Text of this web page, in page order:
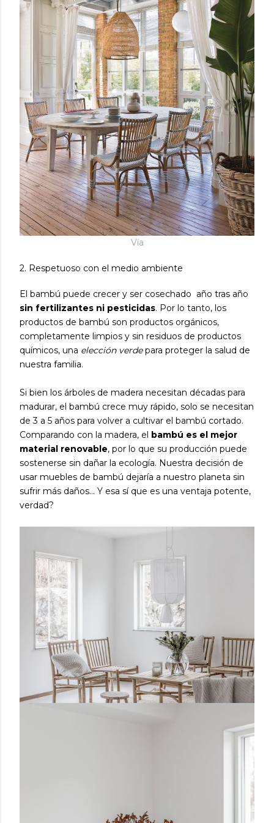
Vía
2. Respetuoso con el medio ambiente
El bambú puede crecer y ser cosechado año tras año
sin fertilizantes ni pesticidas. Por lo tanto, los
productos de bambú son productos orgánicos,
completamente limpios y sin residuos de productos
químicos, una elección verdepara proteger la salud de
nuestra familia.
Si bien los árboles de madera necesitan décadas para
madurar, el bambú crece muy rápido, solo se necesitan
de 3 a 5 años para volver a cultivar el bambú cortado.
Comparando con la madera, el bambú es el mejor
material renovable, por lo que su producción puede
sostenerse sin dañar la ecología. Nuestra decisión de
usar muebles de bambú dejaría a nuestro planeta sin
sufrir más daños... Y esa sí que es una ventaja potente,
verdad?